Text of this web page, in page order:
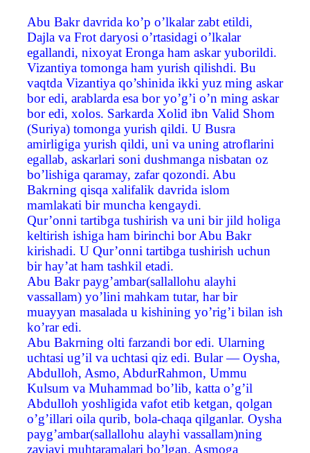
Abu Bakr davrida ko’p o’lkalar zabt etildi,
Dajla va Frot daryosi o’rtasidagi o’lkalar
egallandi, nixoyat Eronga ham askar yuborildi.
Vizantiya tomonga ham yurish qilishdi. Bu
vaqtda Vizantiya qo’shinida ikki yuz ming askar
bor edi, arablarda esa bor yo’g’i o’n ming askar
bor edi, xolos. Sarkarda Хolid ibn Valid Shom
(Suriya) tomonga yurish qildi. U Busra
amirligiga yurish qildi, uni va uning atroflarini
egallab, askarlari soni dushmanga nisbatan oz
bo’lishiga qaramay, zafar qozondi. Abu
Bakrning qisqa xalifalik davrida islom
mamlakati bir muncha kengaydi.
Qur’onni tartibga tushirish va uni bir jild holiga
keltirish ishiga ham birinchi bor Abu Bakr
kirishadi. U Qur’onni tartibga tushirish uchun
bir hay’at ham tashkil etadi.
Abu Bakr payg’ambar(sallallohu alayhi
vassallam) yo’lini mahkam tutar, har bir
muayyan masalada u kishining yo’rig’i bilan ish
ko’rar edi.
Abu Bakrning olti farzandi bor edi. Ularning
uchtasi ug’il va uchtasi qiz edi. Bular — Oysha,
Abdulloh, Asmo, AbdurRahmon, Ummu
Kulsum va Muhammad bo’lib, katta o’g’il
Abdulloh yoshligida vafot etib ketgan, qolgan
o’g’illari oila qurib, bola-chaqa qilganlar. Oysha
payg’ambar(sallallohu alayhi vassallam)ning
zavjayi muhtaramalari bo’lgan. Asmoga